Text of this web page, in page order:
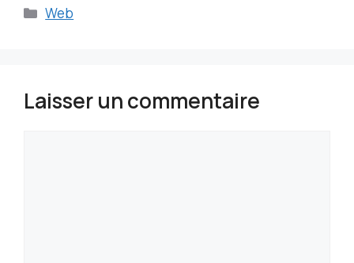
Catégories
Web
Laisser un commentaire